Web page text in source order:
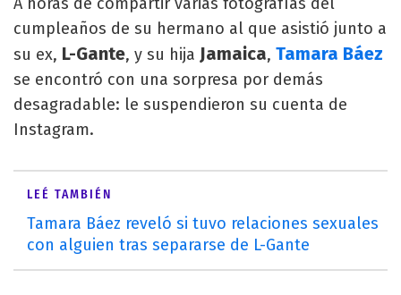
cumpleaños de su hermano al que asistió junto a
su ex, L-Gante, y su hija Jamaica, Tamara Báez
se encontró con una sorpresa por demás
desagradable: le suspendieron su cuenta de
Instagram.
LEÉ TAMBIÉN
Tamara Báez reveló si tuvo relaciones sexuales
con alguien tras separarse de L-Gante